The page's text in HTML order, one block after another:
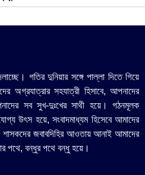
গতির দুনিয়ার সঙ্গে পাল্লা দিতে গিয়ে
অগ্রযাত্রার সহযাত্রী হিসাবে, আপনাদের
সব সুখ-দুঃখের সাথী হয়ে। গঠনমূলক
উ‍ৎস হয়ে, সংবাদমাধ্যম হিসেবে আমাদের
জবাবদিহির আওতায় আনাই আমাদের
পথে, বন্ধুর পথে বন্ধু হয়ে।